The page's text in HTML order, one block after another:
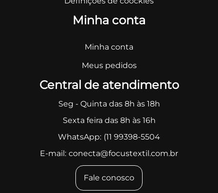
Minha conta
Minha conta
Meus pedidos
Central de atendimento
Seg - Quinta das 8h às 18h
Sexta feira das 8h às 16h
WhatsApp: (11 99398-5504
E-mail: conecta@focustextil.com.br
Fale conosco